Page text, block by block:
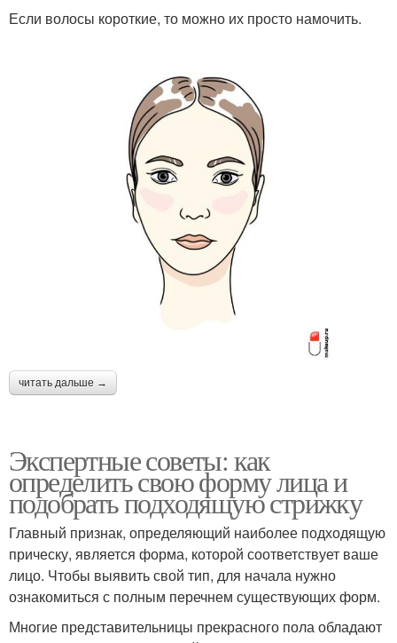
Если волосы короткие, то можно их просто намочить.
читать дальше →
Экспертные советы: как
определить свою форму лица и
подобрать подходящую стрижку
Главный признак, определяющий наиболее подходящую
прическу, является форма, которой соответствует ваше
лицо. Чтобы выявить свой тип, для начала нужно
ознакомиться с полным перечнем существующих форм.
Многие представительницы прекрасного пола обладают